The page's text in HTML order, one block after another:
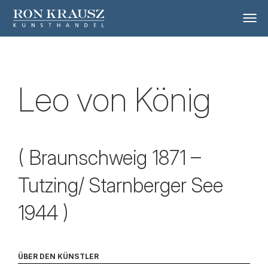
Leo von König
( Braunschweig 1871 –
Tutzing/ Starnberger See
1944 )
ÜBER DEN KÜNSTLER